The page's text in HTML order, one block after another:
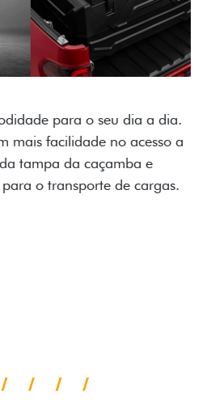
qualquer desafio. O Pack
de reboque para até 3,5
de para-lamas e overbumper,
de reboque, proteção